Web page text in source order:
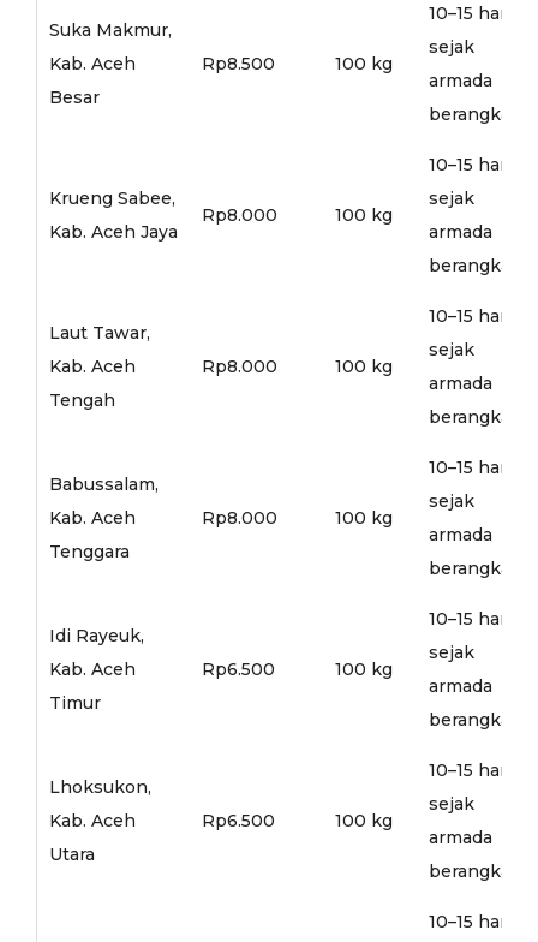
Suka Makmur,
Kab. Aceh
Besar
Rp8.500 100 kg
10–15 hari
sejak
armada
berangkat
Krueng Sabee,
Kab. Aceh Jaya
Rp8.000 100 kg
10–15 hari
sejak
armada
berangkat
Laut Tawar,
Kab. Aceh
Tengah
Rp8.000 100 kg
10–15 hari
sejak
armada
berangkat
Babussalam,
Kab. Aceh
Tenggara
Rp8.000 100 kg
10–15 hari
sejak
armada
berangkat
Idi Rayeuk,
Kab. Aceh
Timur
Rp6.500 100 kg
10–15 hari
sejak
armada
berangkat
Lhoksukon,
Kab. Aceh
Utara
Rp6.500 100 kg
10–15 hari
sejak
armada
berangkat
10–15 hari